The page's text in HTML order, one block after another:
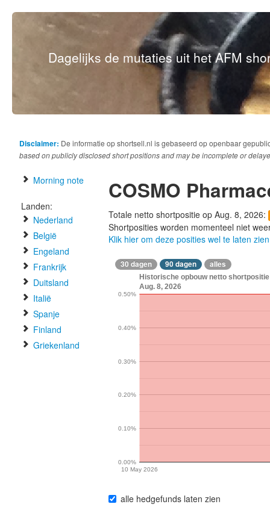
Dagelijks de mutaties uit het AFM
Disclaimer: De informatie op shortsell.nl is gebaseerd op openbaar
based on publicly disclosed short positions and may be incomplete or
Morning note
Landen:
Nederland
België
Engeland
Frankrijk
Duitsland
Italië
Spanje
Finland
Griekenland
COSMO
Totale netto shortpositie op Aug. 8, 2026:
Shortposities worden momenteel niet
Klik hier om deze posities wel te laten zien
30 dagen 90 dagen alles
Historische opbouw netto
Aug. 8, 2026
10 May 2026
0.00%
0.10%
0.20%
0.30%
0.40%
0.50%
alle hedgefunds laten zien